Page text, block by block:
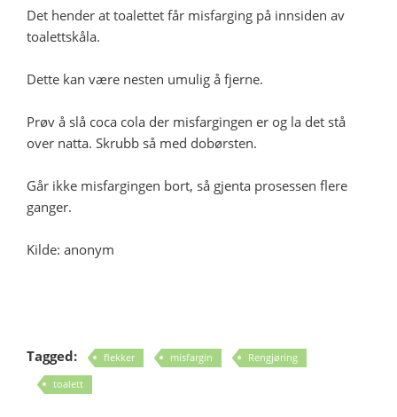
Det hender at toalettet får misfarging på innsiden av
toalettskåla.
Dette kan være nesten umulig å fjerne.
Prøv å slå coca cola der misfargingen er og la det stå
over natta. Skrubb så med dobørsten.
Går ikke misfargingen bort, så gjenta prosessen flere
ganger.
Kilde: anonym
Tagged: flekker misfargin
Rengjøring
toalett